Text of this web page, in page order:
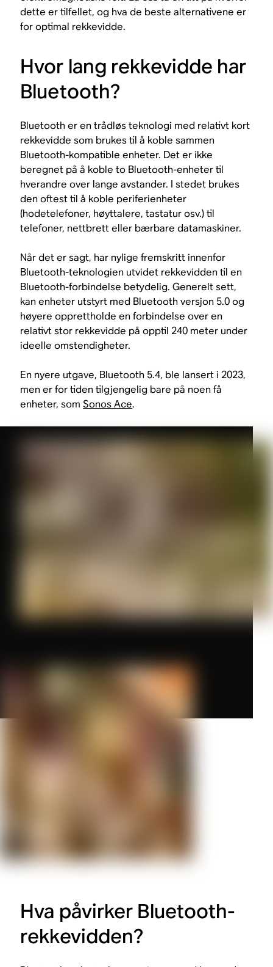
dette er tilfellet, og hva de beste alternativene er
for optimal rekkevidde.
Hvor lang rekkevidde har
Bluetooth?
Bluetooth er en trådløs teknologi med relativt kort
rekkevidde som brukes til å koble sammen
Bluetooth-kompatible enheter. Det er ikke
beregnet på å koble to Bluetooth-enheter til
hverandre over lange avstander. I stedet brukes
den oftest til å koble periferienheter
(hodetelefoner, høyttalere, tastatur osv.) til
telefoner, nettbrett eller bærbare datamaskiner.
Når det er sagt, har nylige fremskritt innenfor
Bluetooth-teknologien utvidet rekkevidden til en
Bluetooth-forbindelse betydelig. Generelt sett,
kan enheter utstyrt med Bluetooth versjon 5.0 og
høyere opprettholde en forbindelse over en
relativt stor rekkevidde på opptil 240 meter under
ideelle omstendigheter.
En nyere utgave, Bluetooth 5.4, ble lansert i 2023,
men er for tiden tilgjengelig bare på noen få
enheter, somSonos Ace.
Hva påvirker Bluetooth-
rekkevidden?